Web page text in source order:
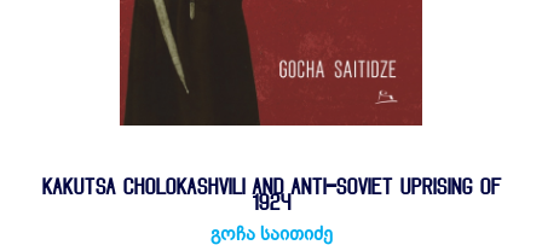
KAKUTSA CHOLOKASHVILI AND ANTI-SOVIET UPRISING OF
1924
გოჩა საითიძე